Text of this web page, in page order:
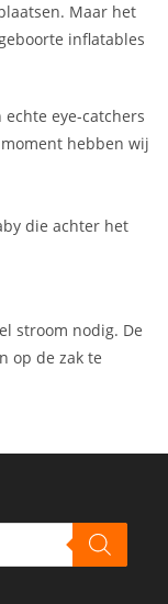
Maar het
inflatables
eye-catchers
hebben wij
die achter het
stroom nodig. De
op de zak te